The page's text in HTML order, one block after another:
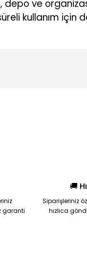
depo ve
kullanım için
olmalı.
garanti
🚚
Siparişleriniz
hızlıca